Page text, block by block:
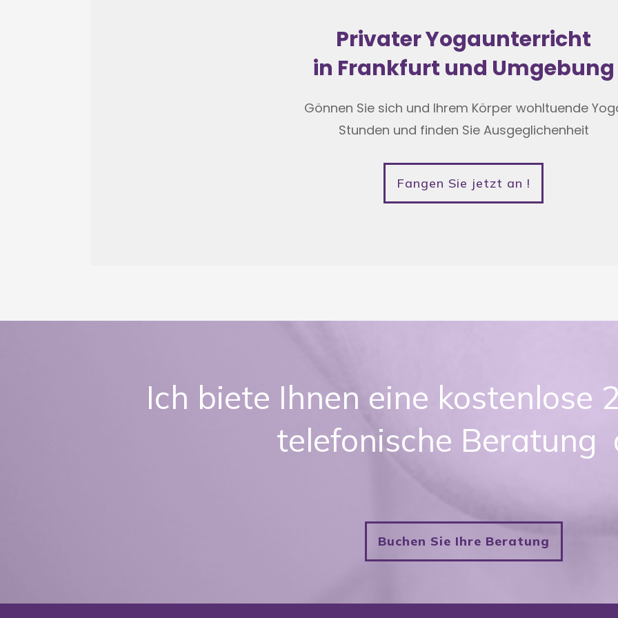
Privater Yogaunterricht
in Frankfurt und Umgebung
Gönnen Sie sich und Ihrem Körper wohltuende
Stunden und finden Sie Ausgeglichenheit
Fangen Sie jetzt an !
Ich biete Ihnen eine kostenlose
telefonische Beratung
Buchen Sie Ihre Beratung